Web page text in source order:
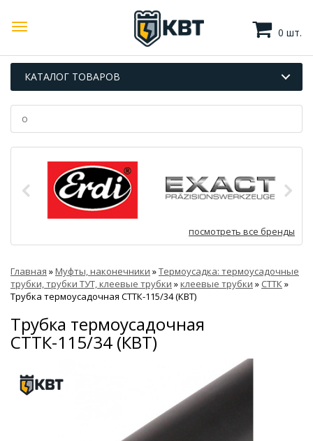
0 шт.
КАТАЛОГ ТОВАРОВ
посмотреть все бренды
Главная »Муфты, наконечники »Термоусадка: термоусадочные
трубки, трубки ТУТ, клеевые трубки »клеевые трубки » СТТК »
Трубка термоусадочная СТТК-115/34 (КВТ)
Трубка термоусадочная
СТТК-115/34 (КВТ)